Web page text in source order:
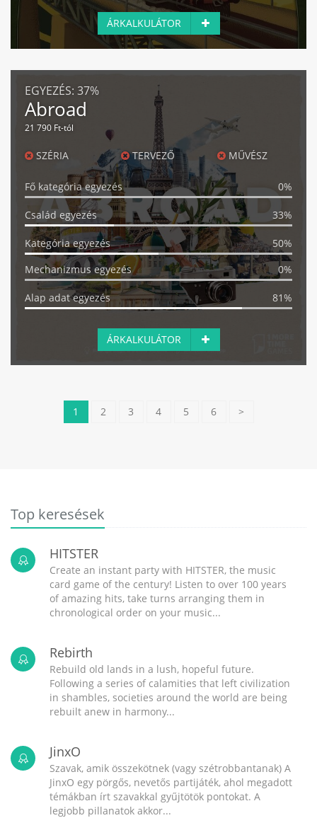
ÁRKALKULÁTOR
EGYEZÉS: 37%
Abroad
21 790 Ft-tól
SZÉRIA TERVEZŐ MŰVÉSZ
Fő kategória egyezés 0%
Család egyezés 33%
Kategória egyezés
50%
Mechanizmus egyezés
0%
Alap adat egyezés 81%
ÁRKALKULÁTOR
1 2 3 4 5 6 >
Top keresések
HITSTER
Create an instant party with HITSTER, the music
card game of the century! Listen to over 100 years
of amazing hits, take turns arranging them in
chronological order on your music...
Rebirth
Rebuild old lands in a lush, hopeful future.
Following a series of calamities that left civilization
in shambles, societies around the world are being
rebuilt anew in harmony...
JinxO
Szavak, amik összekötnek (vagy szétrobbantanak) A
JinxO egy pörgős, nevetős partijáték, ahol megadott
témákban írt szavakkal gyűjtötök pontokat. A
legjobb pillanatok akkor...